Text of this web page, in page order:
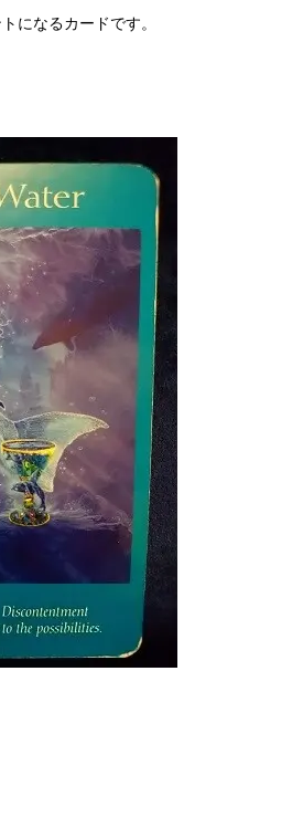
になるカードです。